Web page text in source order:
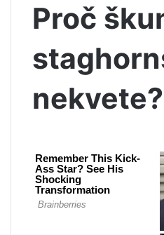
Proč
nekvete?